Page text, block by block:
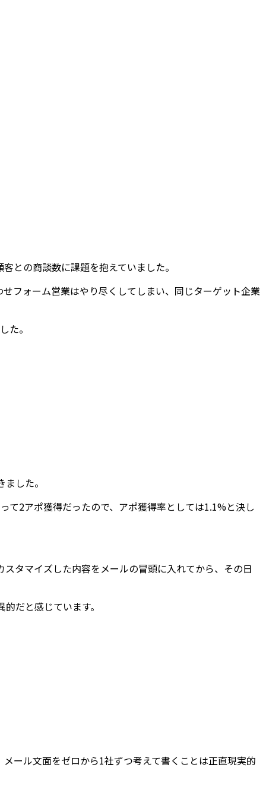
との商談数に課題を抱えていました。
フォーム営業はやり尽くしてしまい、同じターゲット企業
た。
した。
て2アポ獲得だったので、アポ獲得率としては1.1%と決し
タマイズした内容をメールの冒頭に入れてから、その日
的だと感じています。
ール文面をゼロから1社ずつ考えて書くことは正直現実的